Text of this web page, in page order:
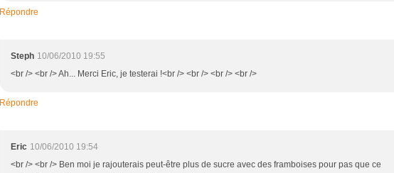
Répondre
Steph 10/06/2010 19:55
<br /> <br /> Ah... Merci Eric, je testerai !<br /> <br /> <br /> <br />
Répondre
Eric 10/06/2010 19:54
<br /> <br /> Ben moi je rajouterais peut-être plus de sucre avec des framboises pour pas que ce